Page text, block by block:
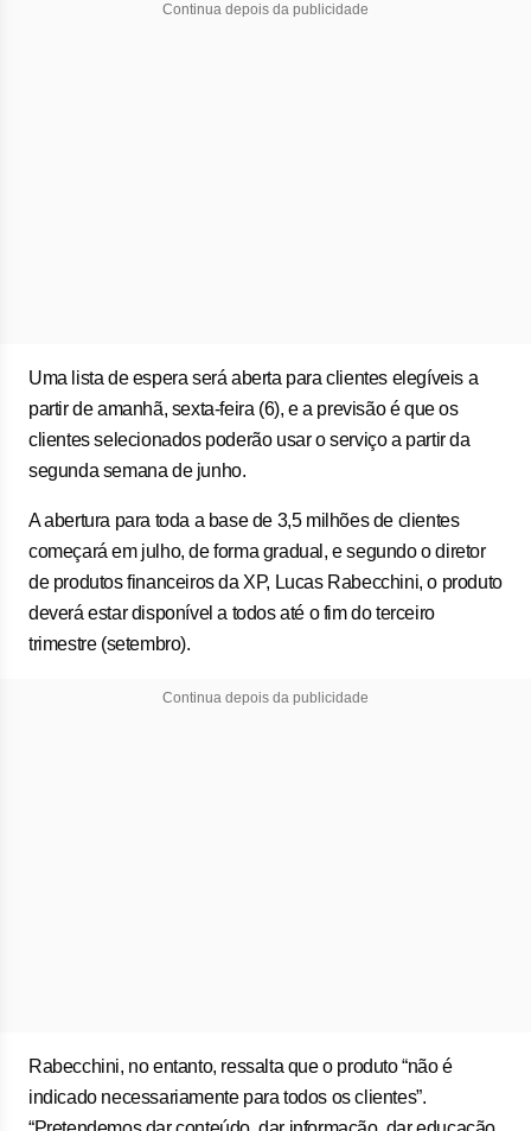
Continua depois da publicidade
Uma lista de espera será aberta para clientes elegíveis a
partir de amanhã, sexta-feira (6), e a previsão é que os
clientes selecionados poderão usar o serviço a partir da
segunda semana de junho.
A abertura para toda a base de 3,5 milhões de clientes
começará em julho, de forma gradual, e segundo o diretor
de produtos financeiros da XP, Lucas Rabecchini, o produto
deverá estar disponível a todos até o fim do terceiro
trimestre (setembro).
Continua depois da publicidade
Rabecchini, no entanto, ressalta que o produto “não é
indicado necessariamente para todos os clientes”.